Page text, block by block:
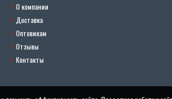
О компании
Доставка
Оптовикам
Отзывы
Контакты